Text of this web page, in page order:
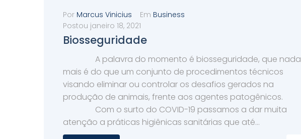
Por Marcus Vinicius Em Business
Postou janeiro 18, 2021
Biosseguridade
A palavra do momento é biosseguridade, que nada
mais é do que um conjunto de procedimentos técnicos
visando eliminar ou controlar os desafios gerados na
produção de animais, frente aos agentes patogênicos.
Com o surto do COVID-19 passamos a dar muita
atenção a práticas higiênicas sanitárias que até...